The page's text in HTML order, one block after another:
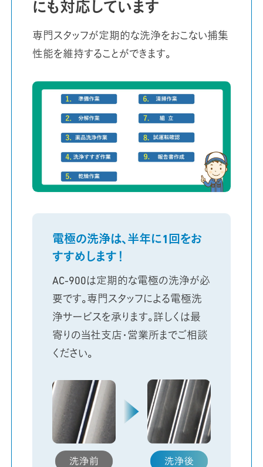
にも対応しています
専門スタッフが定期的な洗浄をおこない捕集
性能を維持することができます。
電極の洗浄は、 半年に1回をお
すすめします！
AC-900は定期的な電極の洗浄が必
要です。専門スタッフによる電極洗
浄サービスを承ります。詳しくは最
寄りの当社支店・営業所までご相談
ください。